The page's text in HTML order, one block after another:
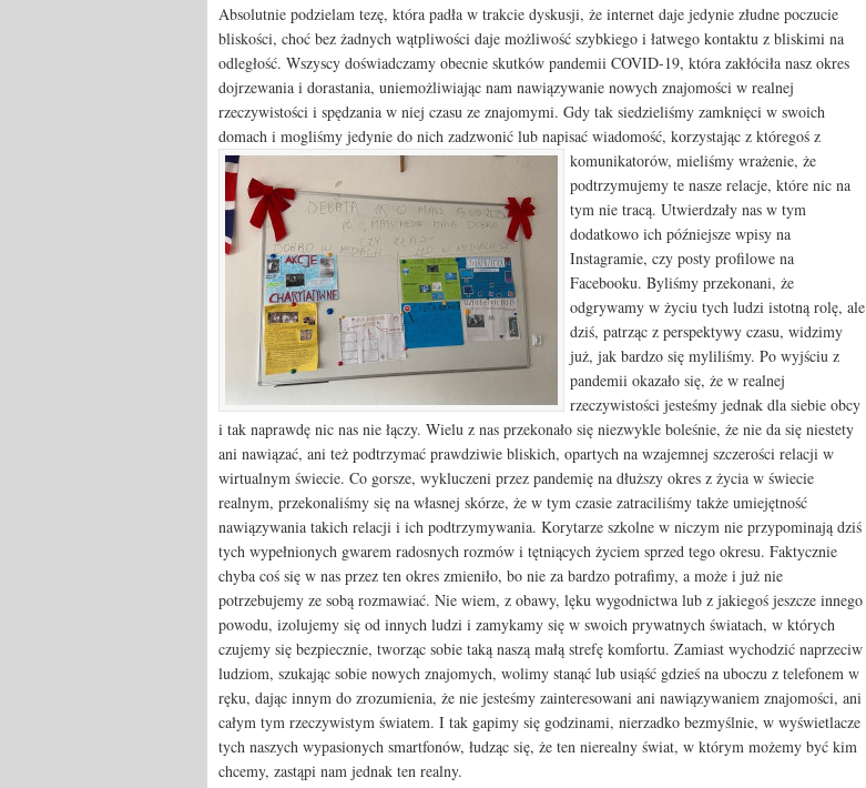
Absolutnie podzielam tezę, która padła w trakcie dyskusji, że internet daje jedynie złudne poczucie
bliskości, choć bez żadnych wątpliwości daje możliwość szybkiego i łatwego kontaktu z bliskimi na
odległość. Wszyscy doświadczamy obecnie skutków pandemii COVID-19, która zakłóciła nasz okres
dojrzewania i dorastania, uniemożliwiając nam nawiązywanie nowych znajomości w realnej
rzeczywistości i spędzania w niej czasu ze znajomymi. Gdy tak siedzieliśmy zamknięci w swoich
domach i mogliśmy jedynie do nich zadzwonić lub napisać wiadomość, korzystając z któregoś z
komunikatorów, mieliśmy wrażenie, że
podtrzymujemy te nasze relacje, które nic na
tym nie tracą. Utwierdzały nas w tym
dodatkowo ich późniejsze wpisy na
Instagramie, czy posty profilowe na
Facebooku. Byliśmy przekonani, że
odgrywamy w życiu tych ludzi istotną rolę, ale
dziś, patrząc z perspektywy czasu, widzimy
już, jak bardzo się myliliśmy. Po wyjściu z
pandemii okazało się, że w realnej
rzeczywistości jesteśmy jednak dla siebie obcy
i tak naprawdę nic nas nie łączy. Wielu z nas przekonało się niezwykle boleśnie, że nie da się niestety
ani nawiązać, ani też podtrzymać prawdziwie bliskich, opartych na wzajemnej szczerości relacji w
wirtualnym świecie. Co gorsze, wykluczeni przez pandemię na dłuższy okres z życia w świecie
realnym, przekonaliśmy się na własnej skórze, że w tym czasie zatraciliśmy także umiejętność
nawiązywania takich relacji i ich podtrzymywania. Korytarze szkolne w niczym nie przypominają dziś
tych wypełnionych gwarem radosnych rozmów i tętniących życiem sprzed tego okresu. Faktycznie
chyba coś się w nas przez ten okres zmieniło, bo nie za bardzo potrafimy, a może i już nie
potrzebujemy ze sobą rozmawiać. Nie wiem, z obawy, lęku wygodnictwa lub z jakiegoś jeszcze innego
powodu, izolujemy się od innych ludzi i zamykamy się w swoich prywatnych światach, w których
czujemy się bezpiecznie, tworząc sobie taką naszą małą strefę komfortu. Zamiast wychodzić naprzeciw
ludziom, szukając sobie nowych znajomych, wolimy stanąć lub usiąść gdzieś na uboczu z telefonem w
ręku, dając innym do zrozumienia, że nie jesteśmy zainteresowani ani nawiązywaniem znajomości, ani
całym tym rzeczywistym światem. I tak gapimy się godzinami, nierzadko bezmyślnie, w wyświetlacze
tych naszych wypasionych smartfonów, łudząc się, że ten nierealny świat, w którym możemy być kim
chcemy, zastąpi nam jednak ten realny.